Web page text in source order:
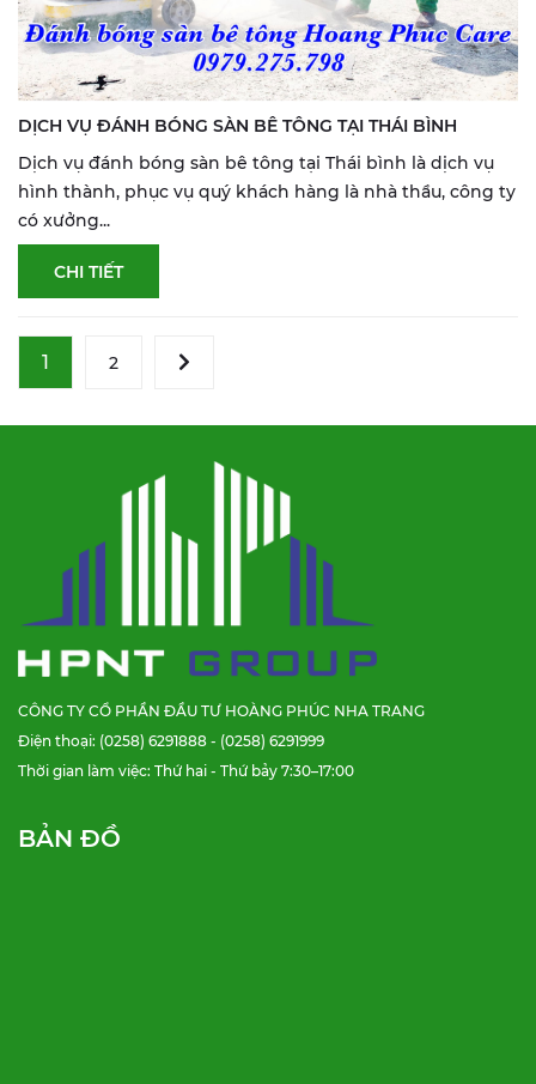
DỊCH VỤ ĐÁNH BÓNG SÀN BÊ TÔNG TẠI THÁI BÌNH
Dịch vụ đánh bóng sàn bê tông tại Thái bình là dịch vụ
hình thành, phục vụ quý khách hàng là nhà thầu, công ty
có xưởng...
CHI TIẾT
1 2
CÔNG TY CỔ PHẦN ĐẦU TƯ HOÀNG PHÚC NHA TRANG
Điện thoại: (0258) 6291888 - (0258) 6291999
Thời gian làm việc: Thứ hai - Thứ bảy 7:30–17:00
BẢN ĐỒ